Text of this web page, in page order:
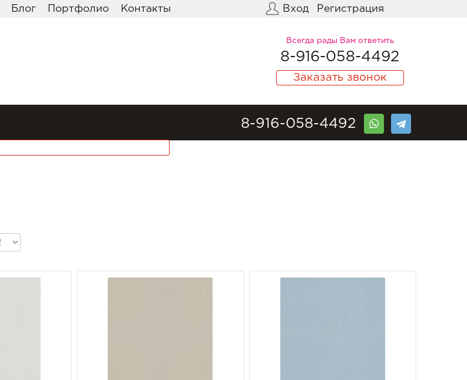
Блог Портфолио Контакты Вход Регистрация
Всегда рады Вам ответить
8-916-058-4492
Заказать звонок
8-916-058-4492